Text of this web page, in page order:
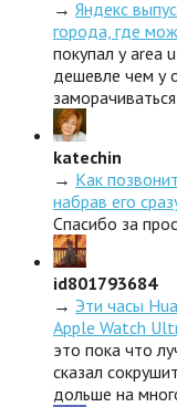
→ Яндекс
города, где
покупал у area
дешевле чем у
katechin
→ Как
набрав его
Спасибо за
id801793684
→ Эти часы
Apple Watch
это пока что
сказал
дольше на